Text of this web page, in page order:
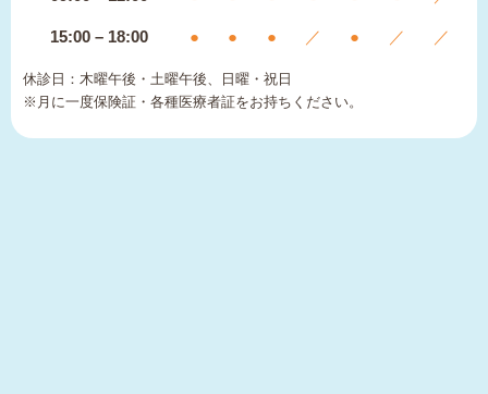
15:00 – 18:00 ● ● ● ／ ● ／ ／
休診日：木曜午後・土曜午後、日曜・祝日
※月に一度保険証・各種医療者証をお持ちください。